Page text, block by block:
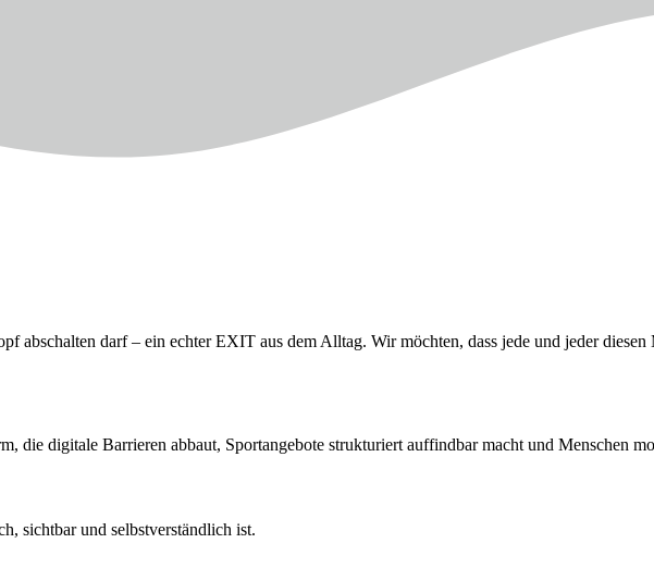
abschalten darf – ein echter EXIT aus dem Alltag. Wir möchten, dass jede und jeder
die digitale Barrieren abbaut, Sportangebote strukturiert auffindbar macht und Menschen
sichtbar und selbstverständlich ist.